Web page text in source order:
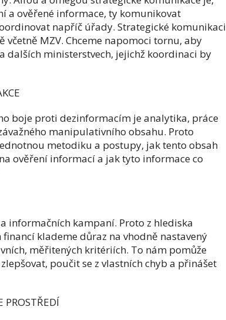
a ověřené informace, ty komunikovat
napříč úřady. Strategické komunikaci
MZV. Chceme napomoci tornu, aby
dalších ministerstvech, jejichž koordinaci by
boje proti dezinformacím je analytika, práce
manipulativního obsahu. Proto
metodiku a postupy, jak tento obsah
ověření informací a jak tyto informace co
informačních kampaní. Proto z hlediska
klademe důraz na vhodně nastavený
měřitených kritériích. To nám pomůže
poučit se z vlastních chyb a přinášet
PROSTŘEDÍ